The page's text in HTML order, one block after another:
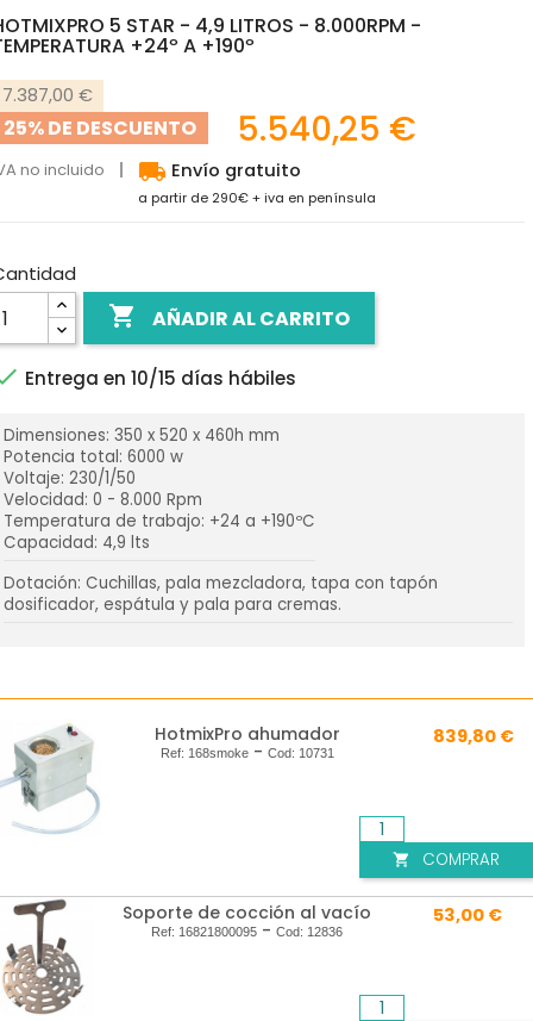
5 STAR - 4,9 LITROS - 8.000RPM -
+24º A +190º
7.387,00 €
25% DE DESCUENTO 5.540,25 €
no incluido local_shipping Envío gratuito
a partir de 290€ + iva en península
 AÑADIR AL CARRITO
Entrega en 10/15 días hábiles
Dimensiones: 350 x 520 x 460h mm
Potencia total: 6000 w
Voltaje: 230/1/50
Velocidad: 0 - 8.000 Rpm
Temperatura de trabajo: +24 a +190ºC
Capacidad: 4,9 lts
Dotación: Cuchillas, pala mezcladora, tapa con tapón
dosificador, espátula y pala para cremas.
HotmixPro ahumador
Ref: 168smoke- Cod: 10731
839,80 €
 COMPRAR
Soporte de cocción al vacío
Ref: 16821800095 - Cod: 12836
53,00 €